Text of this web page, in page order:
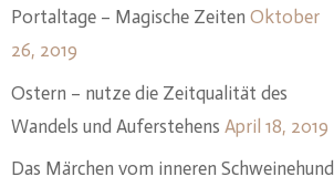
Portaltage – Magische Zeiten Oktober
26, 2019
Ostern – nutze die Zeitqualität des
Wandels und Auferstehens April 18, 2019
Das Märchen vom inneren Schweinehund